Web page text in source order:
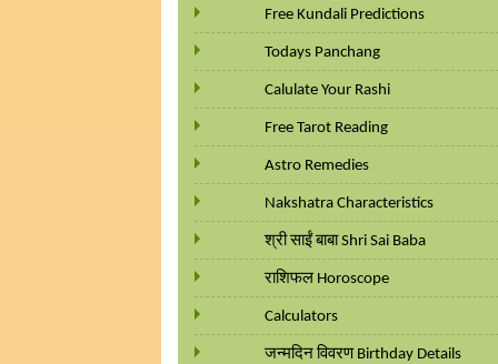
Free Kundali Predictions
Todays Panchang
Calulate Your Rashi
Free Tarot Reading
Astro Remedies
Nakshatra Characteristics
श्री साईं बाबा Shri Sai Baba
राशिफल Horoscope
Calculators
जन्मदिन विवरण Birthday Details